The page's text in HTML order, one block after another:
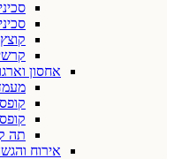
אחסון
תה
אירוח